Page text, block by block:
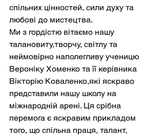
спільних цінностей, сили духу та
любові до мистецтва.
Ми з гордістю вітаємо нашу
талановиту,творчу, світлу та
неймовірно наполегливу ученицю
Вероніку Хоменко та її керівника
Вікторію Коваленко,які яскраво
представили нашу школу на
міжнародній арені. Ця срібна
перемога є яскравим прикладом
того, що спільна праця, талант,